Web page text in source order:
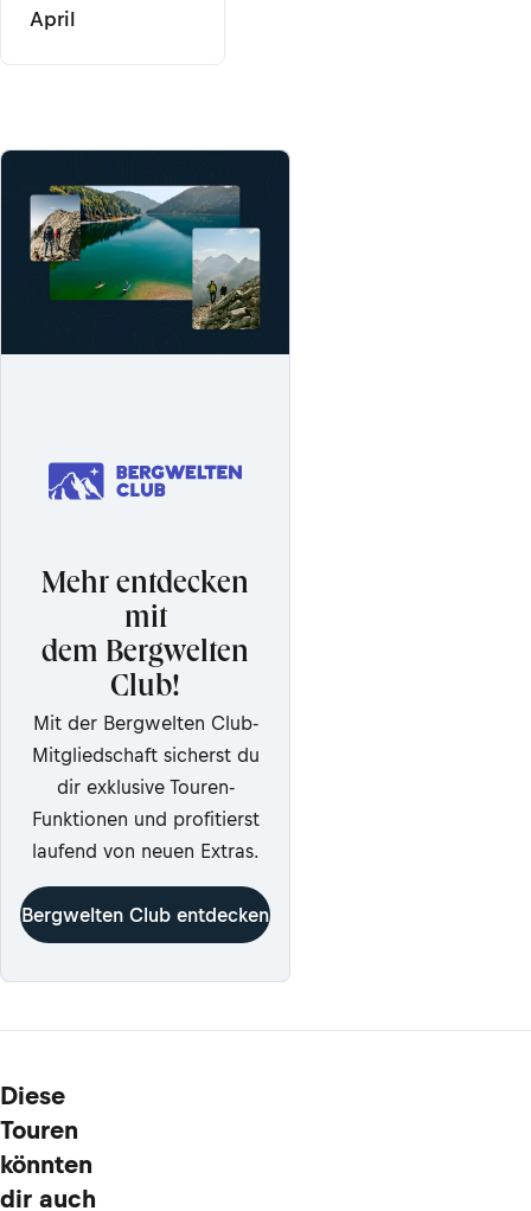
April
Mehr entdecken
mit
dem Bergwelten
Club!
Mit der Bergwelten Club-
Mitgliedschaft sicherst du
dir exklusive Touren-
Funktionen und profitierst
laufend von neuen Extras.
Bergwelten Club entdecken
Diese
Touren
könnten
dir auch